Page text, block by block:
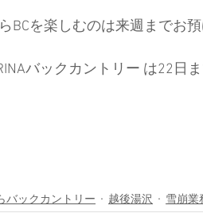
BCを楽しむのは来週までお預
バックカントリー は22日
バックカントリー 越後湯沢 雪崩業